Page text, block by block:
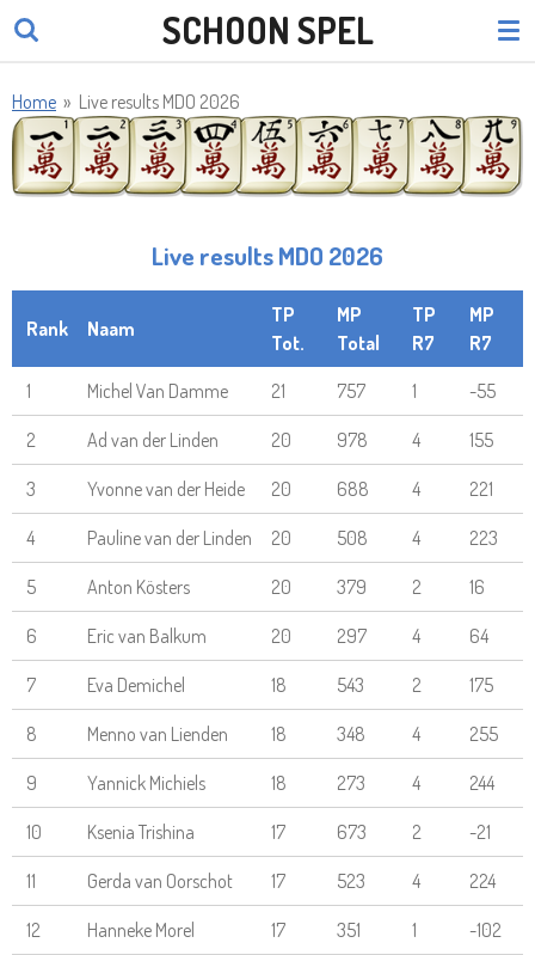
Ga
de
hoofdinhoud
SCHOON SPEL
Home » Live results MDO 2026
Live results MDO 2026
Rank Naam
TP
Tot.
MP
Total
TP
R7
MP
R7
1
Michel Van Damme 21 757 1 -55
2 Ad van der Linden 20 978 4 155
3 Yvonne van der Heide 20 688 4 221
4 Pauline van der Linden 20 508 4 223
5 Anton Kösters 20 379 2 16
6 Eric van Balkum 20 297 4 64
7 Eva Demichel 18 543 2 175
8 Menno van Lienden 18 348 4 255
9 Yannick Michiels 18 273 4 244
10 Ksenia Trishina 17 673 2 -21
11 Gerda van Oorschot 17 523 4 224
12 Hanneke Morel 17 351 1 -102